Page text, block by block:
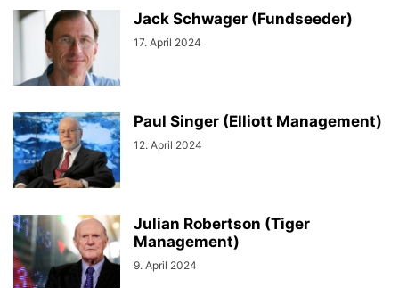
Jack Schwager (Fundseeder)
17. April 2024
Paul Singer (Elliott Management)
12. April 2024
Julian Robertson (Tiger
Management)
9. April 2024